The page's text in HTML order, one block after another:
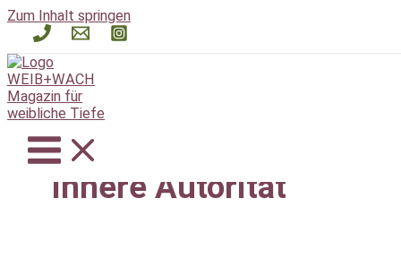
Zum Inhalt springen
Innere Autorität